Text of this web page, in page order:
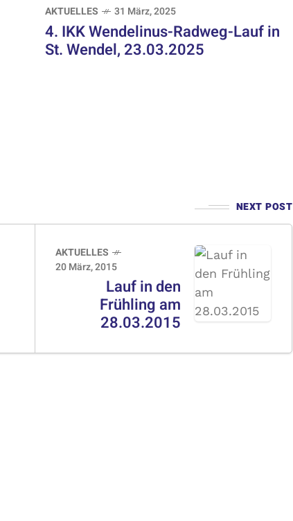
AKTUELLES 31 März, 2025
4. IKK Wendelinus-Radweg-Lauf in
St. Wendel, 23.03.2025
NEXT POST
AKTUELLES
20 März, 2015
Lauf in den
Frühling am
28.03.2015